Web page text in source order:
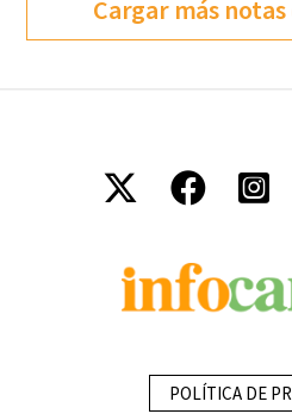
Cargar más
POLÍTICA DE